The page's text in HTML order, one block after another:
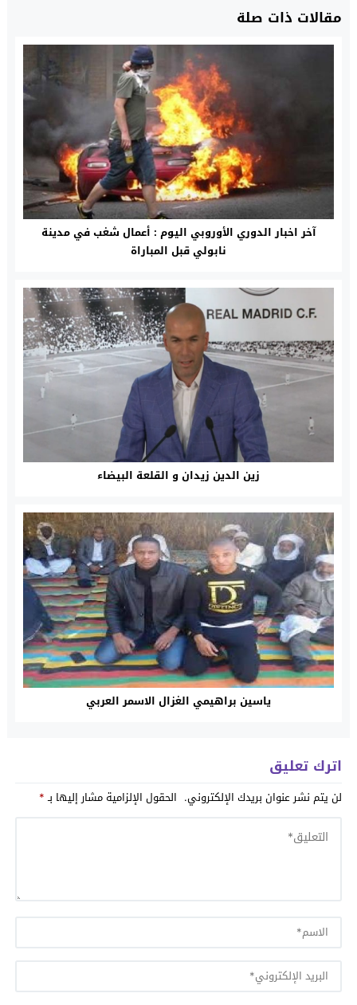
مقالات ذات صلة
آخر اخبار الدوري الأوروبي اليوم : أعمال شغب في مدينة
نابولي قبل المباراة
زين الدين زيدان و القلعة البيضاء
ياسين براهيمي الغزال الاسمر العربي
اترك تعليق
لن يتم نشر عنوان بريدك الإلكتروني. الحقول الإلزامية مشار إليها بـ*